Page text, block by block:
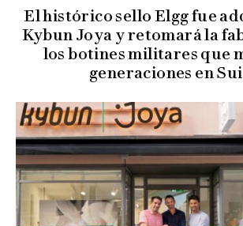
El histórico sello Elgg fue
Kybun Joya y retomará la
los botines militares que
generaciones en